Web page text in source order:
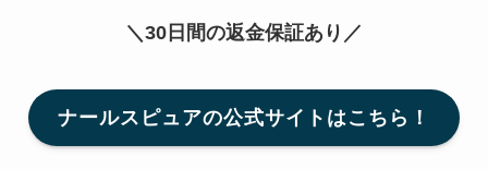
＼30日間の返金保証あり／
ナールスピュアの公式サイトはこちら！